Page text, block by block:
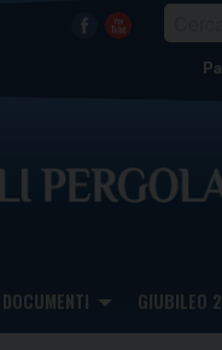
Facebook
Youtube
DOCUMENTI GIUBILEO